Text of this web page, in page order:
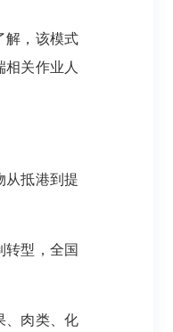
解，该模式
关作业人
从抵港到提
型，全国
、肉类、化